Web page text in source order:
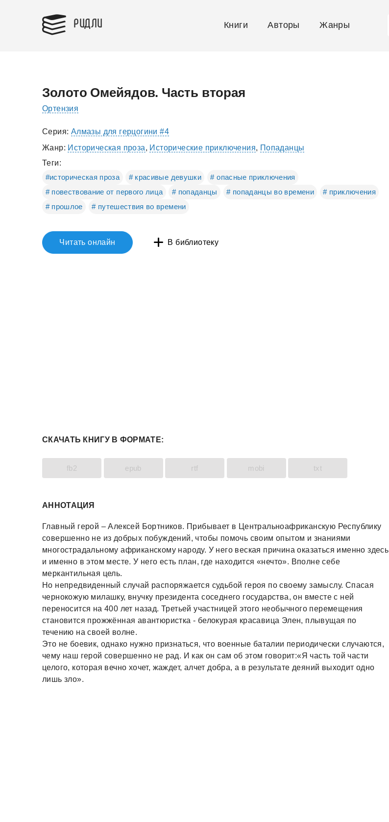
РИДЛИ Книги Авторы Жанры
Золото Омейядов. Часть вторая
Ортензия
Серия: Алмазы для герцогини #4
Жанр: Историческая проза, Исторические приключения, Попаданцы
Теги:
#историческая проза
# красивые девушки
# опасные приключения
# повествование от первого лица
# попаданцы # попаданцы во времени
# приключения
# прошлое
# путешествия во времени
Читать онлайн В библиотеку
СКАЧАТЬ КНИГУ В ФОРМАТЕ:
fb2 epub rtf mobi txt
АННОТАЦИЯ
Главный герой – Алексей Бортников. Прибывает в Центральноафриканскую Республику
совершенно не из добрых побуждений, чтобы помочь своим опытом и знаниями
многострадальному африканскому народу. У него веская причина оказаться именно здесь
и именно в этом месте. У него есть план, где находится «нечто». Вполне себе
меркантильная цель.
Но непредвиденный случай распоряжается судьбой героя по своему замыслу. Спасая
чернокожую милашку, внучку президента соседнего государства, он вместе с ней
переносится на 400 лет назад. Третьей участницей этого необычного перемещения
становится прожжённая авантюристка - белокурая красавица Элен, плывущая по
течению на своей волне.
Это не боевик, однако нужно признаться, что военные баталии периодически случаются,
чему наш герой совершенно не рад. И как он сам об этом говорит:«Я часть той части
целого, которая вечно хочет, жаждет, алчет добра, а в результате деяний выходит одно
лишь зло».